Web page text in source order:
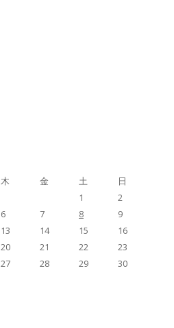
木 金 土 日
1
2
6 7 8
9
13 14 15
16
20 21 22
23
27 28 29
30